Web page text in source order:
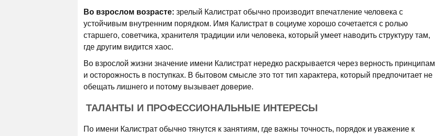
Во взрослом возрасте: зрелый Калистрат обычно производит впечатление человека с
устойчивым внутренним порядком. Имя Калистрат в социуме хорошо сочетается с ролью
старшего, советчика, хранителя традиции или человека, который умеет наводить структуру там,
где другим видится хаос.
Во взрослой жизни значение имени Калистрат нередко раскрывается через верность принципам
и осторожность в поступках. В бытовом смысле это тот тип характера, который предпочитает не
обещать лишнего и потому вызывает доверие.
ТАЛАНТЫ И ПРОФЕССИОНАЛЬНЫЕ ИНТЕРЕСЫ
По имени Калистрат обычно тянутся к занятиям, где важны точность, порядок и уважение к